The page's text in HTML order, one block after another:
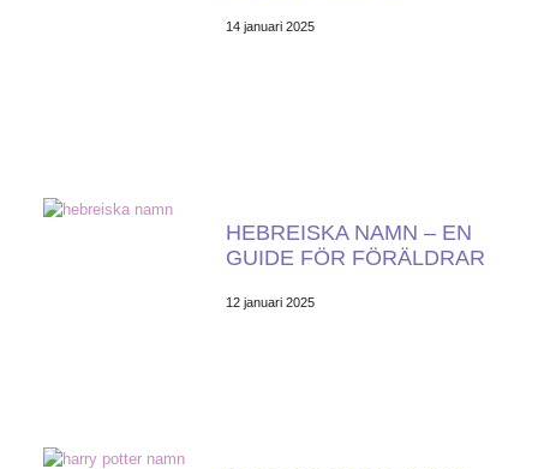
14 januari 2025
HEBREISKA NAMN – EN
GUIDE FÖR FÖRÄLDRAR
12 januari 2025